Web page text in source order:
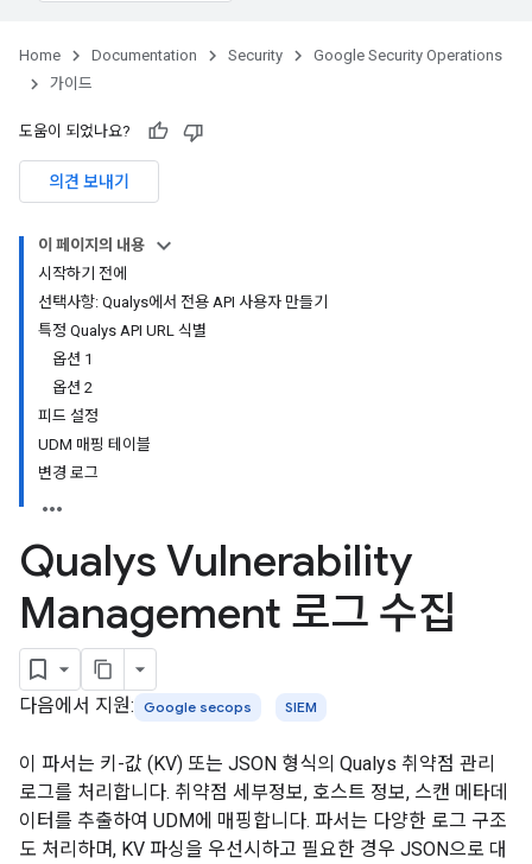
Home Documentation Security
Google Security Operations
가이드
도움이 되었나요?
의견 보내기
이 페이지의 내용
시작하기 전에
선택사항: Qualys에서 전용 API 사용자 만들기
특정 Qualys API URL 식별
옵션 1
옵션 2
피드 설정
UDM 매핑 테이블
변경 로그
Qualys Vulnerability
Management 로그 수집
다음에서 지원: Google secops SIEM
이 파서는 키-값 (KV) 또는 JSON 형식의 Qualys 취약점 관리
로그를 처리합니다. 취약점 세부정보, 호스트 정보, 스캔 메타데
이터를 추출하여 UDM에 매핑합니다. 파서는 다양한 로그 구조
도 처리하며, KV 파싱을 우선시하고 필요한 경우 JSON으로 대